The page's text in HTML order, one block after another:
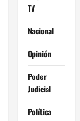
TV
Nacional
Opinión
Poder
Judicial
Política